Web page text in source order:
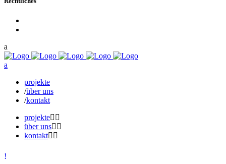
projekte
über uns
kontakt
projekte
über uns
kontakt